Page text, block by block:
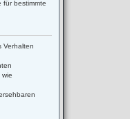
für bestimmte
Verhalten